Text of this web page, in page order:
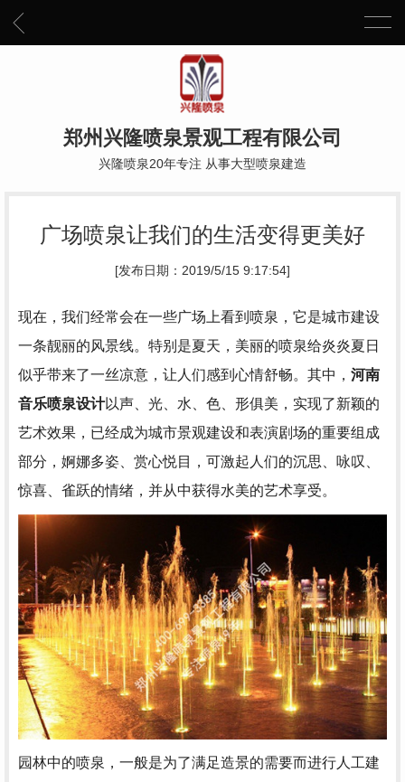
郑州兴隆喷泉景观工程有限公司
兴隆喷泉20年专注 从事大型喷泉建造
广场喷泉让我们的生活变得更美好
[发布日期：2019/5/15 9:17:54]
现在，我们经常会在一些广场上看到喷泉，它是城市建设
一条靓丽的风景线。特别是夏天，美丽的喷泉给炎炎夏日
似乎带来了一丝凉意，让人们感到心情舒畅。其中， 河南
音乐喷泉设计以声、光、水、色、形俱美，实现了新颖的
艺术效果，已经成为城市景观建设和表演剧场的重要组成
部分，婀娜多姿、赏心悦目，可激起人们的沉思、咏叹、
惊喜、雀跃的情绪，并从中获得水美的艺术享受。
园林中的喷泉，一般是为了满足造景的需要而进行人工建